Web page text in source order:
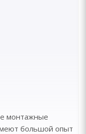
монтажные
большой опыт